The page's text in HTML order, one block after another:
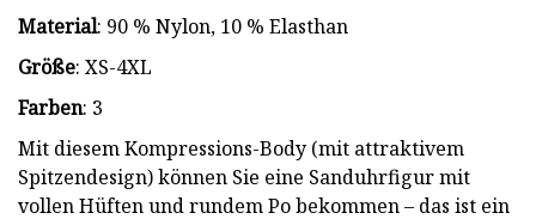
Material: 90 % Nylon, 10 % Elasthan
Größe: XS-4XL
Farben: 3
Mit diesem Kompressions-Body (mit attraktivem
Spitzendesign) können Sie eine Sanduhrfigur mit
vollen Hüften und rundem Po bekommen – das ist ein